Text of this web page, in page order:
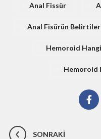
Anal Fissür
Anal Fisürün
Hemoroid
Hemoroid
SONRAKI